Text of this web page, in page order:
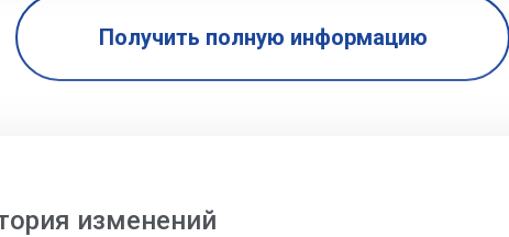
Получить полную информацию
изменений